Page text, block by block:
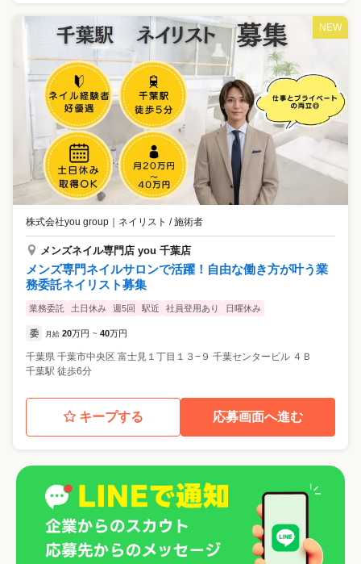
NEW
株式会社you group ネイリスト / 施術者
メンズネイル専門店 you 千葉店
メンズ専門ネイルサロンで活躍！自由な働き方が叶う業
務委託ネイリスト募集
業務委託 土日休み 週5回 駅近 社員登用あり 日曜休み
委 月給 20万円 ~ 40万円
千葉県 千葉市中央区 富士見１丁目１３−９ 千葉センタービル ４Ｂ
千葉駅 徒歩6分
キープする 応募画面へ進む